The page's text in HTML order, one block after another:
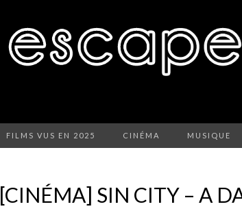
FILMS VUS EN 2025 CINÉMA MUSIQUE
[CINÉMA] SIN CITY – A